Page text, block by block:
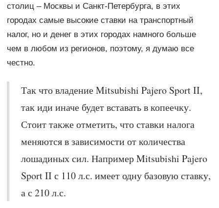
столиц – Москвы и Санкт-Петербурга, в этих
городах самые высокие ставки на транспортный
налог, но и денег в этих городах намного больше
чем в любом из регионов, поэтому, я думаю все
честно.
Так что владение Mitsubishi Pajero Sport II,
так иди иначе будет вставать в копеечку.
Стоит также отметить, что ставки налога
меняются в зависимости от количества
лошадиных сил. Например Mitsubishi Pajero
Sport II с 110 л.с. имеет одну базовую ставку,
а с 210 л.с.